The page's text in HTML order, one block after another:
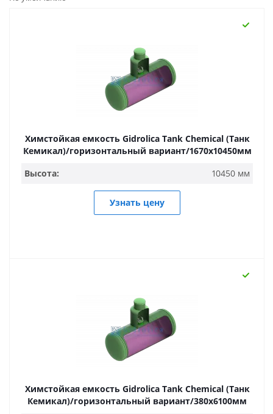
Химстойкая емкость Gidrolica Tank Chemical (Танк
Кемикал)/горизонтальный вариант/1670х10450мм
Высота:
10450 мм
Узнать цену
Химстойкая емкость Gidrolica Tank Chemical (Танк
Кемикал)/горизонтальный вариант/380х6100мм